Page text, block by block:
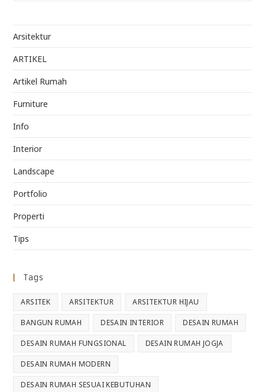
Arsitektur
ARTIKEL
Artikel Rumah
Furniture
Info
Interior
Landscape
Portfolio
Properti
Tips
Tags
ARSITEK ARSITEKTUR ARSITEKTUR HIJAU
BANGUN RUMAH DESAIN INTERIOR DESAIN RUMAH
DESAIN RUMAH FUNGSIONAL DESAIN RUMAH JOGJA
DESAIN RUMAH MODERN
DESAIN RUMAH SESUAI KEBUTUHAN